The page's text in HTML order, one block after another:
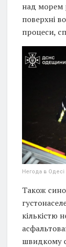
над морем
поверхні
процеси,
Негода в
Також
кількістю
швидкому